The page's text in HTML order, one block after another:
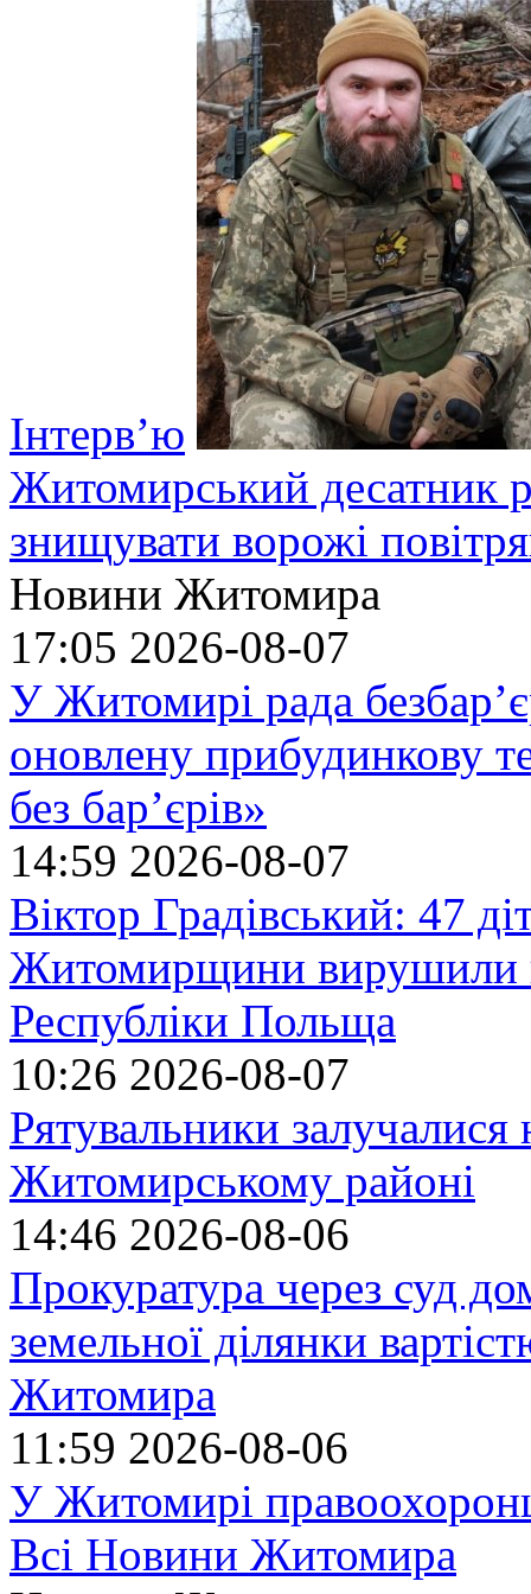
Інтерв’ю
Житомирський десатник
знищувати ворожі
Новини Житомира
17:05 2026-08-07
У Житомирі рада
оновлену прибудинкову
без бар’єрів»
14:59 2026-08-07
Віктор Градівський: 47
Житомирщини вирушили
Республіки Польща
10:26 2026-08-07
Рятувальники
Житомирському районі
14:46 2026-08-06
Прокуратура через суд
земельної ділянки
Житомира
11:59 2026-08-06
У Житомирі
Всі Новини Житомира